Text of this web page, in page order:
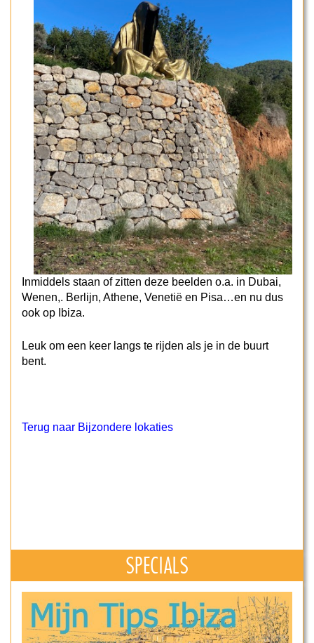
Inmiddels staan of zitten deze beelden o.a. in Dubai,
Wenen,. Berlijn, Athene, Venetië en Pisa…en nu dus
ook op Ibiza.
Leuk om een keer langs te rijden als je in de buurt
bent.
Terug naar Bijzondere lokaties
SPECIALS